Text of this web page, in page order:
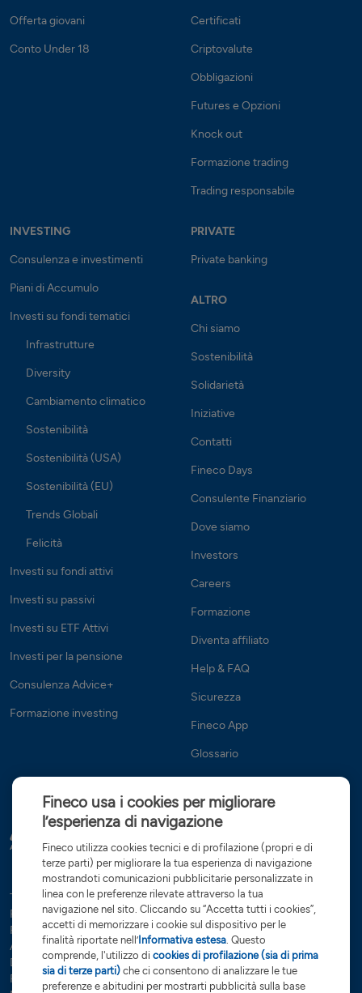
Offerta giovani
Conto Under 18
Certificati
Criptovalute
Obbligazioni
Futures e Opzioni
Knock out
Formazione trading
Trading responsabile
INVESTING
Consulenza e investimenti
Piani di Accumulo
Investi su fondi tematici
Infrastrutture
Diversity
Cambiamento climatico
Sostenibilità
Sostenibilità (USA)
Sostenibilità (EU)
Trends Globali
Felicità
Investi su fondi attivi
Investi su passivi
Investi su ETF Attivi
Investi per la pensione
Consulenza Advice+
Formazione investing
PRIVATE
Private banking
ALTRO
Chi siamo
Sostenibilità
Solidarietà
Iniziative
Contatti
Fineco Days
Consulente Finanziario
Dove siamo
Investors
Careers
Formazione
Diventa affiliato
Help & FAQ
Sicurezza
Fineco App
Glossario
Tutte le condizioni Trasparenza Reclami e ricorsi
Rapporti dormienti
Dati Societari
Servizi di investimento
Preferenze cookies
Governance
Arbitro controversie finanziarie
Open Banking
Dichiarazione di accessibilità
Whistleblowing
Risoluzione bancaria
Sostenibilità (SFDR)
Glossario
Fineco usa i cookies per migliorare
l’esperienza di navigazione
Fineco utilizza cookies tecnici e di profilazione (propri e di
terze parti) per migliorare la tua esperienza di navigazione
mostrandoti comunicazioni pubblicitarie personalizzate in
linea con le preferenze rilevate attraverso la tua
navigazione nel sito. Cliccando su “Accetta tutti i cookies”,
accetti di memorizzare i cookie sul dispositivo per le
finalità riportate nell’Informativa estesa. Questo
comprende, l'utilizzo di cookies di profilazione (sia di prima
sia di terze parti)che ci consentono di analizzare le tue
preferenze e abitudini per mostrarti pubblicità sulla base